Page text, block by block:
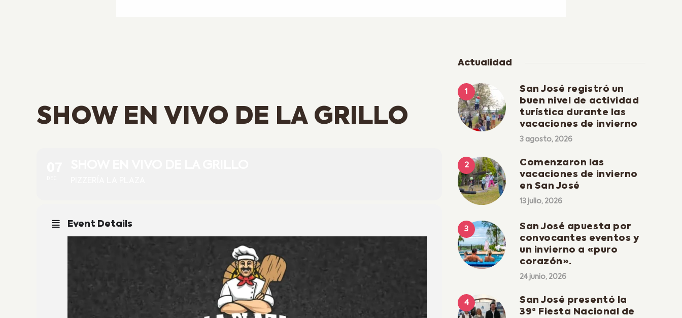
SHOW EN VIVO DE LA GRILLO
Event Details
Actualidad
San José registró un
buen nivel de actividad
turística durante las
vacaciones de invierno
3 agosto, 2026
Comenzaron las
vacaciones de invierno
en San José
13 julio, 2026
San José apuesta por
convocantes eventos y
un invierno a «puro
corazón».
24 junio, 2026
San José presentó la
39ª Fiesta Nacional de